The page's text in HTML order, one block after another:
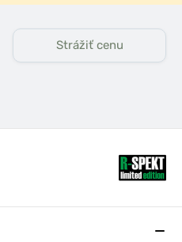
Strážiť cenu